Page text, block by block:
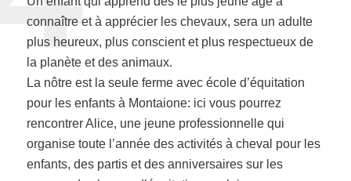
connaître et à apprécier les chevaux, sera un adulte
plus heureux, plus conscient et plus respectueux de
la planète et des animaux.
La nôtre est la seule ferme avec école d’équitation
pour les enfants à Montaione: ici vous pourrez
rencontrer Alice, une jeune professionnelle qui
organise toute l’année des activités à cheval pour les
enfants, des partis et des anniversaires sur les